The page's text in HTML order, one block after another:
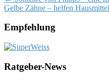
navigation
Gelbe Zähne – helfen
Empfehlung
Ratgeber-News